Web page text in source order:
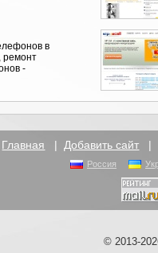
в
ремонт
-
Главная | Добавить сайт |
Россия
© 2013-